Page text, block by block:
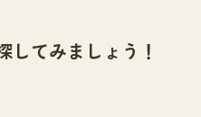
してみましょう！